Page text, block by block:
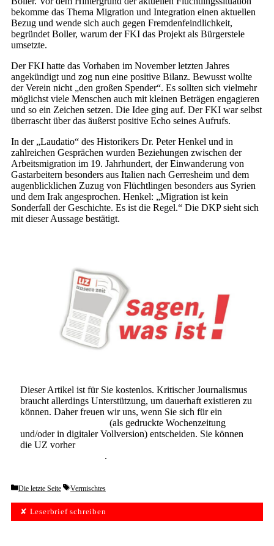
bekomme das Thema Migration und Integration einen aktuellen
Bezug und wende sich auch gegen Fremdenfeindlichkeit,
begründet Boller, warum der FKI das Projekt als Bürgerstele
umsetzte.
Der FKI hatte das Vorhaben im November letzten Jahres
angekündigt und zog nun eine positive Bilanz. Bewusst wollte
der Verein nicht „den großen Spender“. Es sollten sich vielmehr
möglichst viele Menschen auch mit kleinen Beträgen engagieren
und so ein Zeichen setzen. Die Idee ging auf. Der FKI war selbst
überrascht über das äußerst positive Echo seines Aufrufs.
In der „Laudatio“ des Historikers Dr. Peter Henkel und in
zahlreichen Gesprächen wurden Beziehungen zwischen der
Arbeitsmigration im 19. Jahrhundert, der Einwanderung von
Gastarbeitern besonders aus Italien nach Gerresheim und dem
augenblicklichen Zuzug von Flüchtlingen besonders aus Syrien
und dem Irak angesprochen. Henkel: „Migration ist kein
Sonderfall der Geschichte. Es ist die Regel.“ Die DKP sieht sich
mit dieser Aussage bestätigt.
Dieser Artikel ist für Sie kostenlos. Kritischer Journalismus
braucht allerdings Unterstützung, um dauerhaft existieren zu
können. Daher freuen wir uns, wenn Sie sich für ein
(als gedruckte Wochenzeitung
und/oder in digitaler Vollversion) entscheiden. Sie können
die UZ vorher
.
Categories
Die letzte Seite Tags
Vermischtes
✘ Leserbrief schreiben